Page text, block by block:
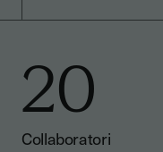
20
Collaboratori